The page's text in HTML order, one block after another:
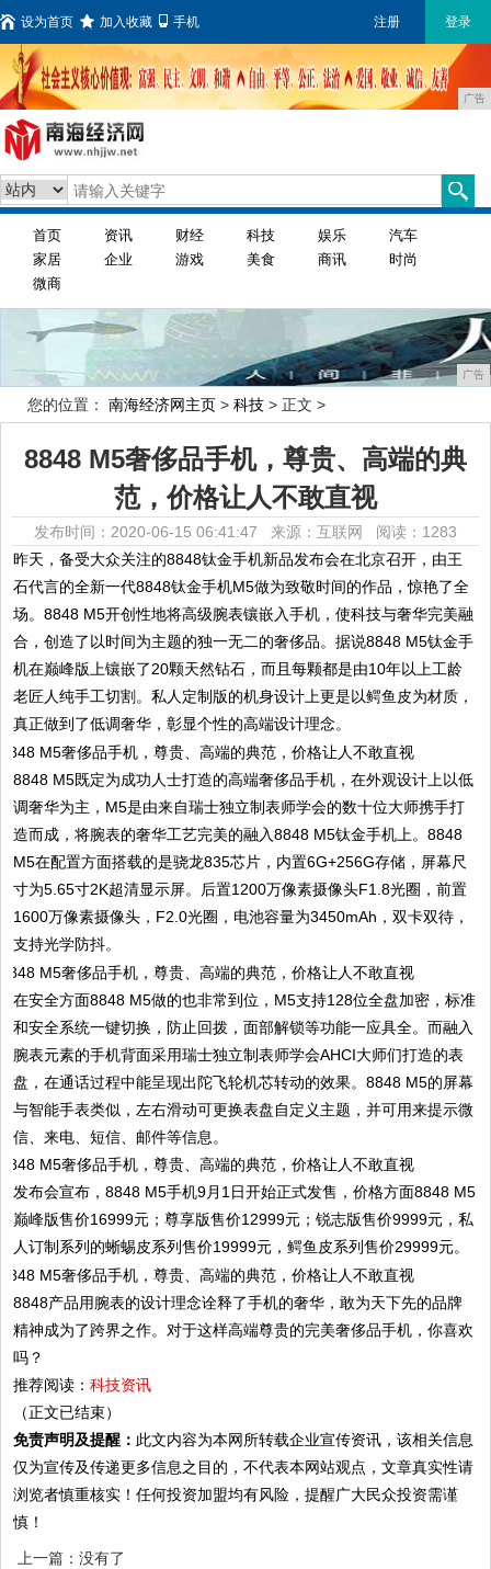
设为首页 加入收藏 手机 注册 登录
广告
首页 资讯 财经 科技 娱乐
汽车
家居
企业 游戏 美食 商讯
时尚
微商
广告
您的位置： 南海经济网主页 > 科技 > 正文 >
8848 M5奢侈品手机，尊贵、高端的典
范，价格让人不敢直视
发布时间：2020-06-15 06:41:47 来源：互联网 阅读：1283
昨天，备受大众关注的8848钛金手机新品发布会在北京召开，由王
石代言的全新一代8848钛金手机M5做为致敬时间的作品，惊艳了全
场。8848 M5开创性地将高级腕表镶嵌入手机，使科技与奢华完美融
合，创造了以时间为主题的独一无二的奢侈品。据说8848 M5钛金手
机在巅峰版上镶嵌了20颗天然钻石，而且每颗都是由10年以上工龄
老匠人纯手工切割。私人定制版的机身设计上更是以鳄鱼皮为材质，
真正做到了低调奢华，彰显个性的高端设计理念。
8848 M5既定为成功人士打造的高端奢侈品手机，在外观设计上以低
调奢华为主，M5是由来自瑞士独立制表师学会的数十位大师携手打
造而成，将腕表的奢华工艺完美的融入8848 M5钛金手机上。8848
M5在配置方面搭载的是骁龙835芯片，内置6G+256G存储，屏幕尺
寸为5.65寸2K超清显示屏。后置1200万像素摄像头F1.8光圈，前置
1600万像素摄像头，F2.0光圈，电池容量为3450mAh，双卡双待，
支持光学防抖。
在安全方面8848 M5做的也非常到位，M5支持128位全盘加密，标准
和安全系统一键切换，防止回拨，面部解锁等功能一应具全。而融入
腕表元素的手机背面采用瑞士独立制表师学会AHCI大师们打造的表
盘，在通话过程中能呈现出陀飞轮机芯转动的效果。8848 M5的屏幕
与智能手表类似，左右滑动可更换表盘自定义主题，并可用来提示微
信、来电、短信、邮件等信息。
发布会宣布，8848 M5手机9月1日开始正式发售，价格方面8848 M5
巅峰版售价16999元；尊享版售价12999元；锐志版售价9999元，私
人订制系列的蜥蜴皮系列售价19999元，鳄鱼皮系列售价29999元。
8848产品用腕表的设计理念诠释了手机的奢华，敢为天下先的品牌
精神成为了跨界之作。对于这样高端尊贵的完美奢侈品手机，你喜欢
吗？
推荐阅读：科技资讯
（正文已结束）
免责声明及提醒： 此文内容为本网所转载企业宣传资讯，该相关信息
仅为宣传及传递更多信息之目的，不代表本网站观点，文章真实性请
浏览者慎重核实！任何投资加盟均有风险，提醒广大民众投资需谨
慎！
上一篇：没有了